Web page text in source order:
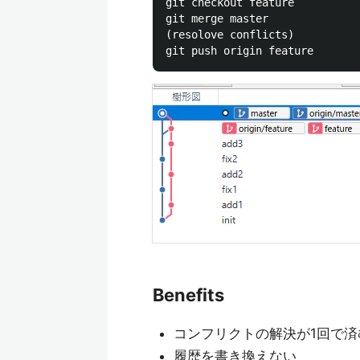
git merge master
(resolove conflicts)
Benefits
コンフリクトの解決が1回で
履歴を書き換えない